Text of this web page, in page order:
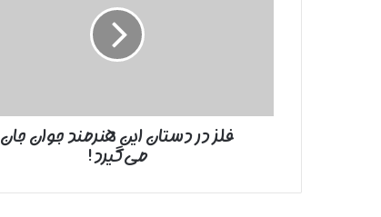
فلز در دستان این هنرمند جوان جان
می‌گیرد!